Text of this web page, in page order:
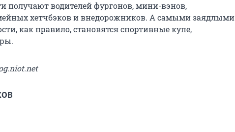
получают водителей фургонов, мини-вэнов,
хетчбэков и внедорожников. А самыми заядлыми
как правило, становятся спортивные купе,